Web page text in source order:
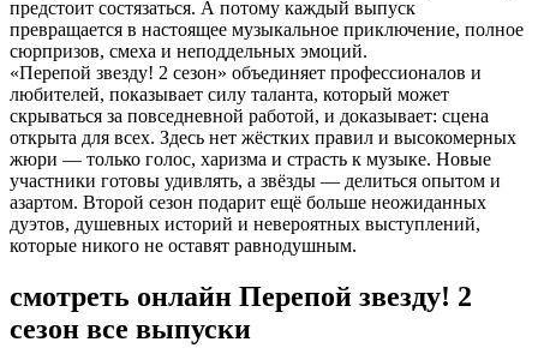
предстоит состязаться. А потому каждый выпуск
превращается в настоящее музыкальное приключение, полное
сюрпризов, смеха и неподдельных эмоций.
«Перепой звезду! 2 сезон» объединяет профессионалов и
любителей, показывает силу таланта, который может
скрываться за повседневной работой, и доказывает: сцена
открыта для всех. Здесь нет жёстких правил и высокомерных
жюри — только голос, харизма и страсть к музыке. Новые
участники готовы удивлять, а звёзды — делиться опытом и
азартом. Второй сезон подарит ещё больше неожиданных
дуэтов, душевных историй и невероятных выступлений,
которые никого не оставят равнодушным.
смотреть онлайн Перепой звезду! 2
сезон все выпуски